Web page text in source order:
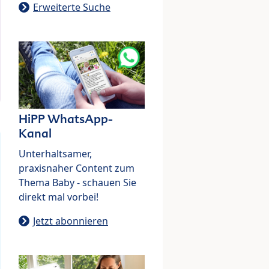
Erweiterte Suche
HiPP WhatsApp-
Kanal
Unterhaltsamer,
praxisnaher Content zum
Thema Baby - schauen Sie
direkt mal vorbei!
Jetzt abonnieren